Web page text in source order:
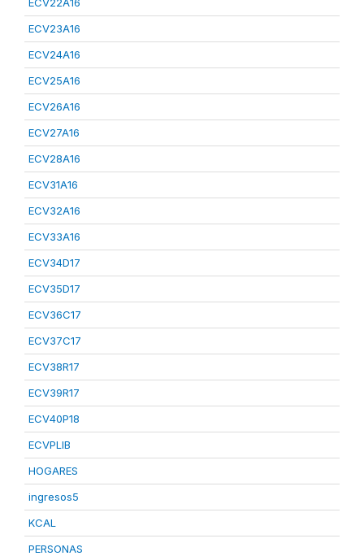
ECV23A16
ECV24A16
ECV25A16
ECV26A16
ECV27A16
ECV28A16
ECV31A16
ECV32A16
ECV33A16
ECV34D17
ECV35D17
ECV36C17
ECV37C17
ECV38R17
ECV39R17
ECV40P18
ECVPLIB
HOGARES
ingresos5
KCAL
PERSONAS